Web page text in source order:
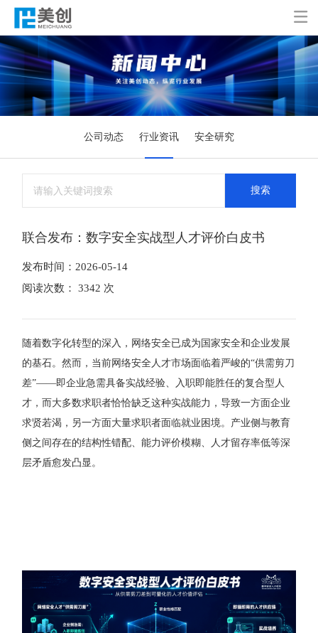

公司动态 行业资讯 安全研究
搜索
联合发布：数字安全实战型人才评价白皮书
发布时间：2026-05-14
阅读次数： 3342 次
随着数字化转型的深入，网络安全已成为国家安全和企业发展
的基石。然而，当前网络安全人才市场面临着严峻的“供需剪刀
差”——即企业急需具备实战经验、入职即能胜任的复合型人
才，而大多数求职者恰恰缺乏这种实战能力，导致一方面企业
求贤若渴，另一方面大量求职者面临就业困境。产业侧与教育
侧之间存在的结构性错配、能力评价模糊、人才留存率低等深
层矛盾愈发凸显。